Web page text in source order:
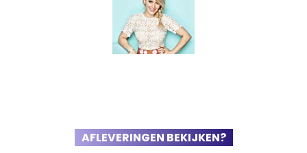
AFLEVERINGEN BEKIJKEN?